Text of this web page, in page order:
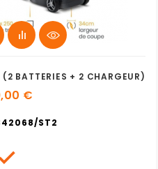
BATTERIES + 2 CHARGEUR)
€
ST2